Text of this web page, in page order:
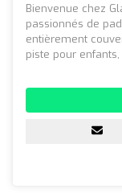
Bienvenue chez
passionnés de
entièrement
piste pour